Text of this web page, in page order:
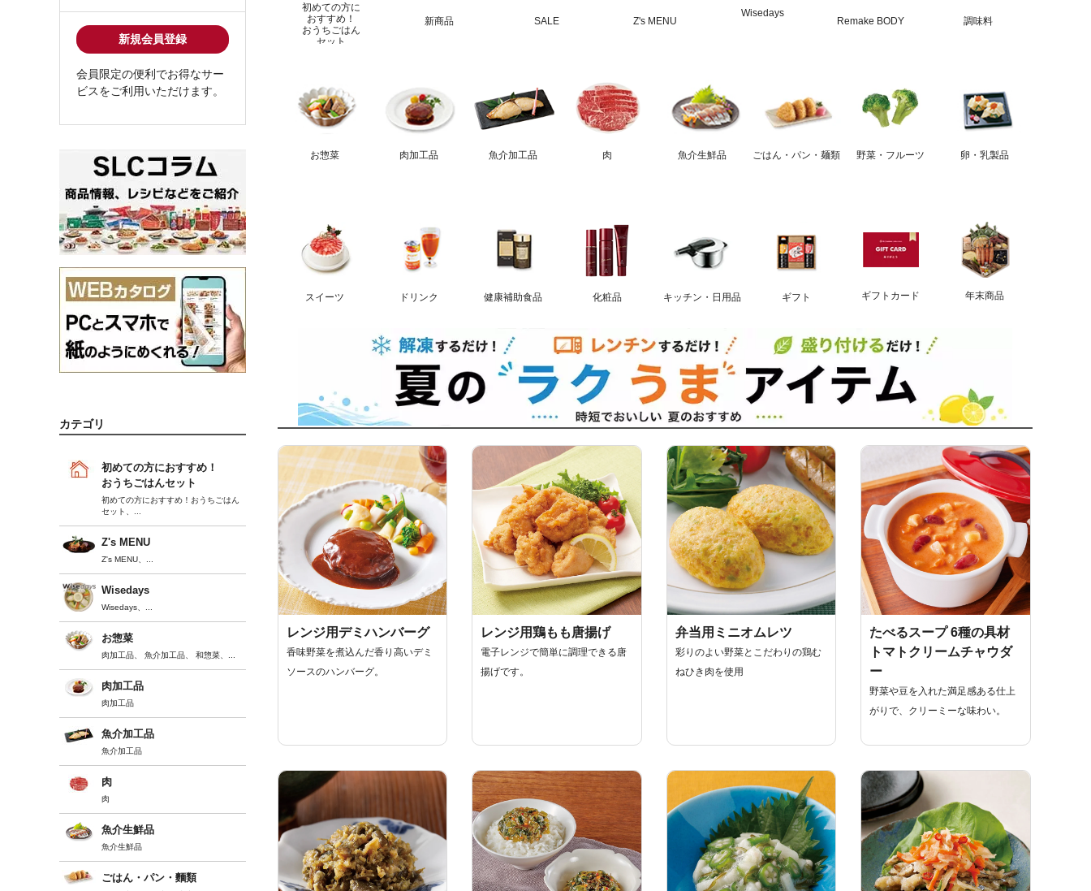
初めての方に
おすすめ！
おうちごはん
セット
新商品 SALE Z's MENU
Wisedays
Remake BODY 調味料
お惣菜 肉加工品 魚介加工品 肉 魚介生鮮品 ごはん・パン・麺類 野菜・フルーツ 卵・乳製品
スイーツ ドリンク 健康補助食品 化粧品 キッチン・日用品 ギフト ギフトカード 年末商品
レンジ用デミハンバーグ
香味野菜を煮込んだ香り高いデミ
ソースのハンバーグ。
レンジ用鶏もも唐揚げ
電子レンジで簡単に調理できる唐
揚げです。
弁当用ミニオムレツ
彩りのよい野菜とこだわりの鶏む
ねひき肉を使用
たべるスープ 6種の具材
トマトクリームチャウダ
ー
野菜や豆を入れた満足感ある仕上
がりで、クリーミーな味わい。
新規会員登録
会員限定の便利でお得なサー
ビスをご利用いただけます。
カテゴリ
初めての方におすすめ！
おうちごはんセット
初めての方におすすめ！おうちごはん
セット 、...
Z's MENU
Z's MENU、...
Wisedays
Wisedays、...
お惣菜
肉加工品、 魚介加工品、 和惣菜、...
肉加工品
肉加工品
魚介加工品
魚介加工品
肉
肉
魚介生鮮品
魚介生鮮品
ごはん・パン・麵類